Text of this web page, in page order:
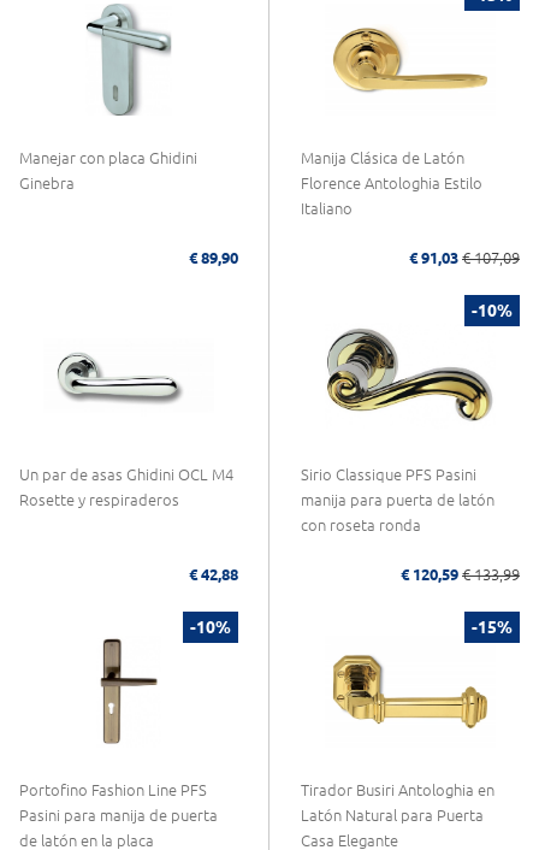
Manejar con placa Ghidini
Ginebra
€ 89,90
Manija Clásica de Latón
Florence Antologhia Estilo
Italiano
€ 91,03 € 107,09
Un par de asas Ghidini OCL M4
Rosette y respiraderos
€ 42,88
-10%
Sirio Classique PFS Pasini
manija para puerta de latón
con roseta ronda
€ 120,59 € 133,99
-10%
Portofino Fashion Line PFS
Pasini para manija de puerta
de latón en la placa
-15%
Tirador Busiri Antologhia en
Latón Natural para Puerta
Casa Elegante